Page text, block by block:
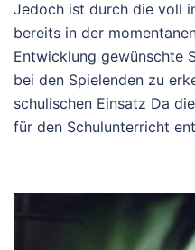
Jedoch ist durch die voll
bereits in der
Entwicklung gewünschte
bei den Spielenden zu
schulischen Einsatz Da
für den Schulunterricht